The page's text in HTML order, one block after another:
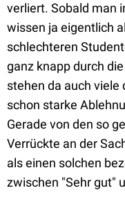
verliert. Sobald man
wissen ja eigentlich
schlechteren
ganz knapp durch
stehen da auch viele
schon starke
Gerade von den so
Verrückte an der
als einen solchen
zwischen "Sehr gut"